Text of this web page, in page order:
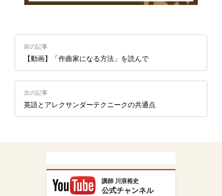
前の記事
【動画】「作曲家になる方法」を読んで
次の記事
英語とアレクサンダーテクニークの共通点
講師 川浪裕史
公式チャンネル